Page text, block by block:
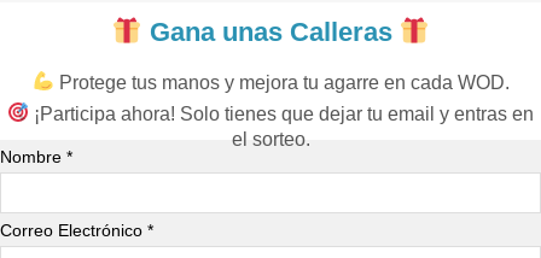
Gana unas Calleras
Protege tus manos y mejora tu agarre en cada WOD.
¡Participa ahora! Solo tienes que dejar tu email y entras en
el sorteo.
Nombre *
Correo Electrónico *